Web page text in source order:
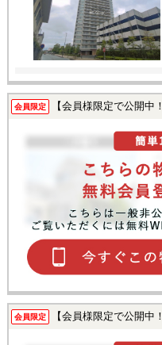
会員限定 【会員様限定で公開中！
会員限定 【会員様限定で公開中！